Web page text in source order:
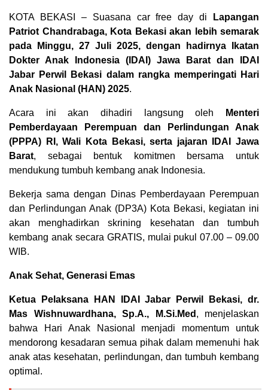
KOTA BEKASI – Suasana car free day di
Lapangan
Patriot Chandrabaga, Kota Bekasi akan lebih semarak
pada Minggu, 27 Juli 2025, dengan hadirnya Ikatan
Dokter Anak Indonesia (IDAI) Jawa Barat dan IDAI
Jabar Perwil Bekasi dalam rangka memperingati Hari
Anak Nasional (HAN) 2025.
Acara ini akan dihadiri langsung oleh
Menteri
Pemberdayaan Perempuan dan Perlindungan Anak
(PPPA) RI, Wali Kota Bekasi, serta jajaran IDAI Jawa
Barat, sebagai bentuk komitmen bersama untuk
mendukung tumbuh kembang anak Indonesia.
Bekerja sama dengan Dinas Pemberdayaan Perempuan
dan Perlindungan Anak (DP3A) Kota Bekasi, kegiatan ini
akan menghadirkan skrining kesehatan dan tumbuh
kembang anak secara GRATIS, mulai pukul 07.00 – 09.00
WIB.
Anak Sehat, Generasi Emas
Ketua Pelaksana HAN IDAI Jabar Perwil Bekasi, dr.
Mas Wishnuwardhana, Sp.A., M.Si.Med , menjelaskan
bahwa Hari Anak Nasional menjadi momentum untuk
mendorong kesadaran semua pihak dalam memenuhi hak
anak atas kesehatan, perlindungan, dan tumbuh kembang
optimal.